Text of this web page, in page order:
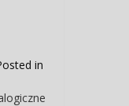
in